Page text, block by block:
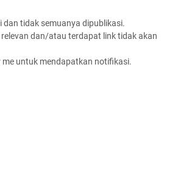
dan tidak semuanya dipublikasi.
dan/atau terdapat link tidak akan
untuk mendapatkan notifikasi.